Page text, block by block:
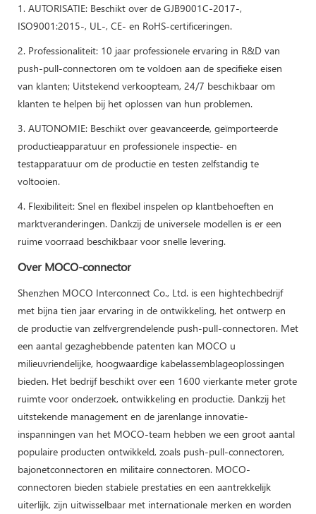
1. AUTORISATIE: Beschikt over de GJB9001C-2017-,
ISO9001:2015-, UL-, CE- en RoHS-certificeringen.
2. Professionaliteit: 10 jaar professionele ervaring in R&D van
push-pull-connectoren om te voldoen aan de specifieke eisen
van klanten; Uitstekend verkoopteam, 24/7 beschikbaar om
klanten te helpen bij het oplossen van hun problemen.
3. AUTONOMIE: Beschikt over geavanceerde, geïmporteerde
productieapparatuur en professionele inspectie- en
testapparatuur om de productie en testen zelfstandig te
voltooien.
4. Flexibiliteit: Snel en flexibel inspelen op klantbehoeften en
marktveranderingen. Dankzij de universele modellen is er een
ruime voorraad beschikbaar voor snelle levering.
Over MOCO-connector
Shenzhen MOCO Interconnect Co., Ltd. is een hightechbedrijf
met bijna tien jaar ervaring in de ontwikkeling, het ontwerp en
de productie van zelfvergrendelende push-pull-connectoren. Met
een aantal gezaghebbende patenten kan MOCO u
milieuvriendelijke, hoogwaardige kabelassemblageoplossingen
bieden. Het bedrijf beschikt over een 1600 vierkante meter grote
ruimte voor onderzoek, ontwikkeling en productie. Dankzij het
uitstekende management en de jarenlange innovatie-
inspanningen van het MOCO-team hebben we een groot aantal
populaire producten ontwikkeld, zoals push-pull-connectoren,
bajonetconnectoren en militaire connectoren. MOCO-
connectoren bieden stabiele prestaties en een aantrekkelijk
uiterlijk, zijn uitwisselbaar met internationale merken en worden